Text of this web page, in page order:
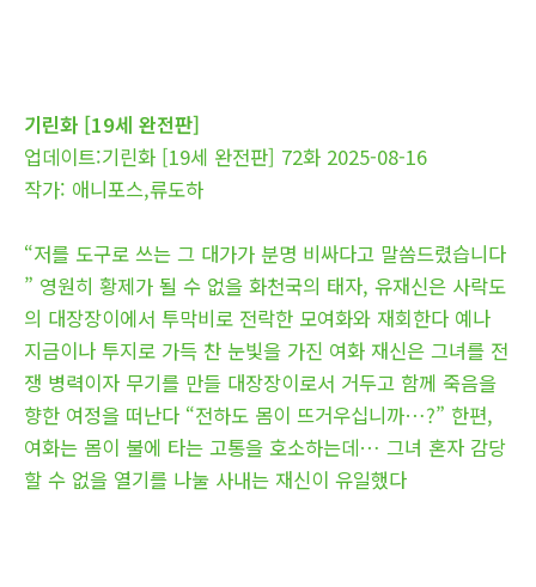
기린화 [19세 완전판]
업데이트:기린화 [19세 완전판] 72화 2025-08-16
작가: 애니포스,류도하
“저를 도구로 쓰는 그 대가가 분명 비싸다고 말씀드렸습니다
” 영원히 황제가 될 수 없을 화천국의 태자, 유재신은 사락도
의 대장장이에서 투막비로 전락한 모여화와 재회한다 예나
지금이나 투지로 가득 찬 눈빛을 가진 여화 재신은 그녀를 전
쟁 병력이자 무기를 만들 대장장이로서 거두고 함께 죽음을
향한 여정을 떠난다 “전하도 몸이 뜨거우십니까…?” 한편,
여화는 몸이 불에 타는 고통을 호소하는데… 그녀 혼자 감당
할 수 없을 열기를 나눌 사내는 재신이 유일했다